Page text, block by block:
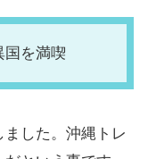
国を満喫
ました。沖縄トレ